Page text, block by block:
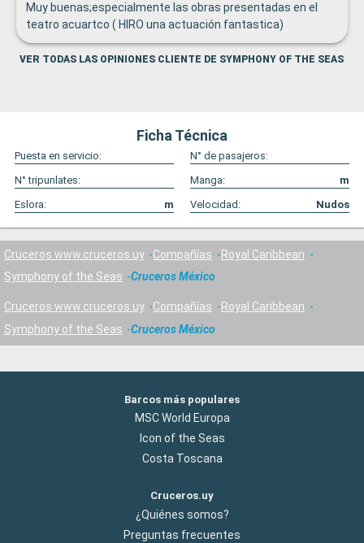
Muy buenas;especialmente las obras presentadas en el
teatro acuartco ( HIRO una actuación fantastica)
VER TODAS LAS OPINIONES CLIENTE DE SYMPHONY OF THE SEAS
Ficha Técnica
Puesta en servicio:
N° de pasajeros:
N° tripunlates:
Manga:
m
Eslora:
m Velocidad: Nudos
Cruceros www.cruceros.uy Compañías
Royal Caribbean
Symphony of the Seas
Cruceros México
Cruceros www.cruceros.uy Compañías
Royal Caribbean
Symphony of the Seas
Cruceros México
Barcos más populares
MSC World Europa
Icon of the Seas
Costa Toscana
Cruceros.uy
¿Quiénes somos?
Preguntas frecuentes